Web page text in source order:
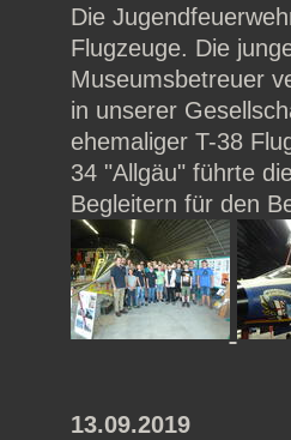
Die
Flugzeuge. Die
Museumsbetreuer
in unserer
ehemaliger T-38
34 "Allgäu" führte
Begleitern für den
13.09.2019